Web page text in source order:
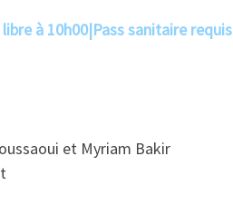
à 10h00|Pass sanitaire requis
et Myriam Bakir